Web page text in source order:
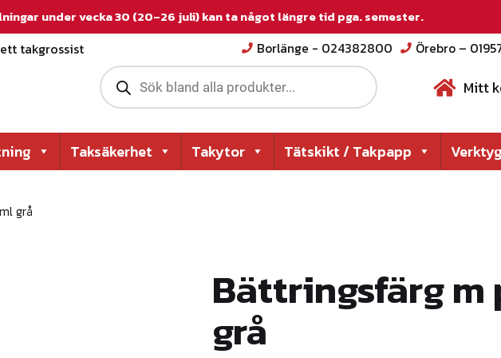
under vecka 30 (20–26 juli) kan ta något längre tid pga. semester.
takgrossist Borlänge - 024382800 Örebro –
P
r
o
u
c
t
Mitt
Taksäkerhet Takytor Tätskikt / Takpapp Verktyg
grå
Bättringsfärg m
grå